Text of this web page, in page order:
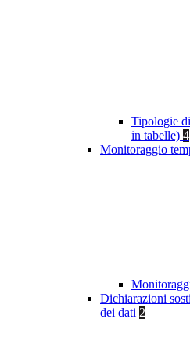
Tipologie
in tabelle) 4
Monitoraggio
Dichiarazioni
dei dati 2